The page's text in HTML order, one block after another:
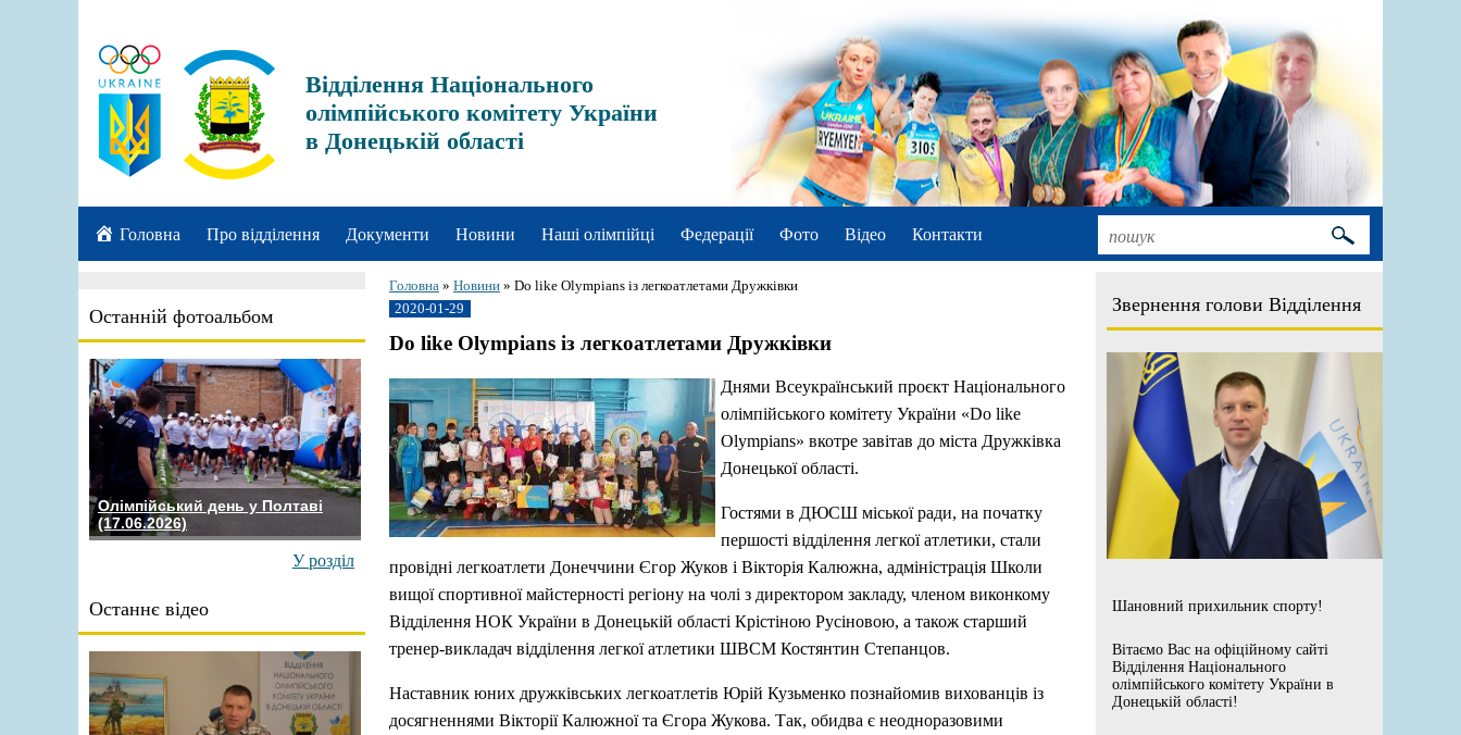
Відділення Національного
олімпійського комітету України
в Донецькій області
Головна Про відділення Документи Новини Наші олімпійці Федерації Фото Відео Контакти
Останній фотоальбом
Олімпійський день у Полтаві
(17.06.2026)
У розділ
Останнє відео
Звернення голови Відділення
Шановний прихильник спорту!
Вітаємо Вас на офіційному сайті
Відділення Національного
олімпійського комітету України в
Донецькій області!
Головна » Новини » Do like Olympians із легкоатлетами Дружківки
2020-01-29
Do like Olympians із легкоатлетами Дружківки
Днями Всеукраїнський проєкт Національного
олімпійського комітету України «Do like
Olympians» вкотре завітав до міста Дружківка
Донецької області.
Гостями в ДЮСШ міської ради, на початку
першості відділення легкої атлетики, стали
провідні легкоатлети Донеччини Єгор Жуков і Вікторія Калюжна, адміністрація Школи
вищої спортивної майстерності регіону на чолі з директором закладу, членом виконкому
Відділення НОК України в Донецькій області Крістіною Русіновою, а також старший
тренер-викладач відділення легкої атлетики ШВСМ Костянтин Степанцов.
Наставник юних дружківських легкоатлетів Юрій Кузьменко познайомив вихованців із
досягненнями Вікторії Калюжної та Єгора Жукова. Так, обидва є неодноразовими